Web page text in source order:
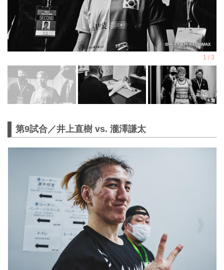
第9試合／井上直樹 vs. 瀧澤謙太